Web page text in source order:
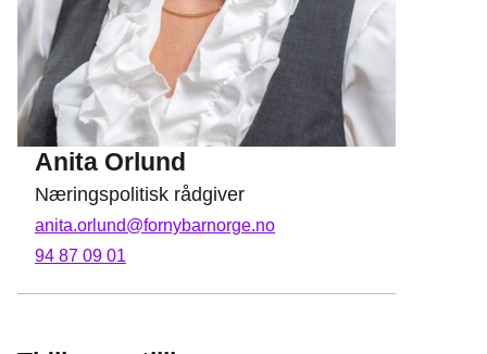
Anita Orlund
Næringspolitisk rådgiver
anita.orlund@fornybarnorge.no
94 87 09 01